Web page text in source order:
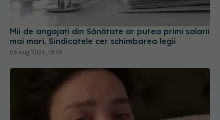
Mii de angajați din Sănătate ar putea primi salarii
mai mari. Sindicatele cer schimbarea legii
06 aug 2026, 19:26